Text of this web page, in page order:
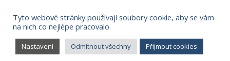
Copyright © 2021
Proudly powered by WordPress | Education Hub byWEN
Themes
Tyto webové stránky používají soubory cookie, aby se vám
na nich co nejlépe pracovalo.
Nastavení Odmítnout všechny Přijmout cookies